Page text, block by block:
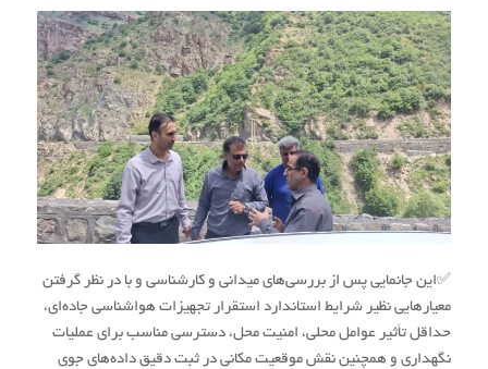
✅این جانمایی پس از بررسی‌های میدانی و کارشناسی و با در نظر گرفتن
معیارهایی نظیر شرایط استاندارد استقرار تجهیزات هواشناسی جاده‌ای،
حداقل تأثیر عوامل محلی، امنیت محل، دسترسی مناسب برای عملیات
نگهداری و همچنین نقش موقعیت مکانی در ثبت دقیق داده‌های جوی